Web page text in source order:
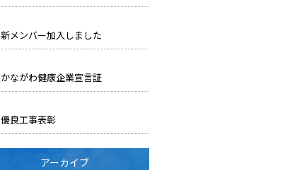
新メンバー加入しました
かながわ健康企業宣言証
優良工事表彰
アーカイブ